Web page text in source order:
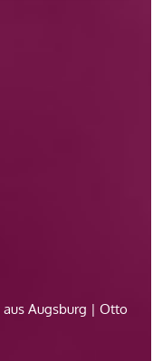
aus Augsburg | Otto